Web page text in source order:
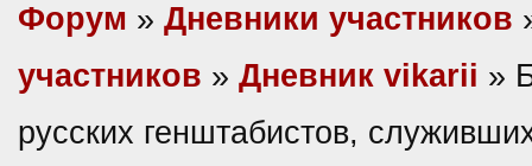
Форум » Дневники участников
участников » Дневник vikarii »
русских генштабистов,